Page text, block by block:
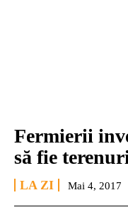
Fermierii
să fie
LA ZI Mai 4, 2017